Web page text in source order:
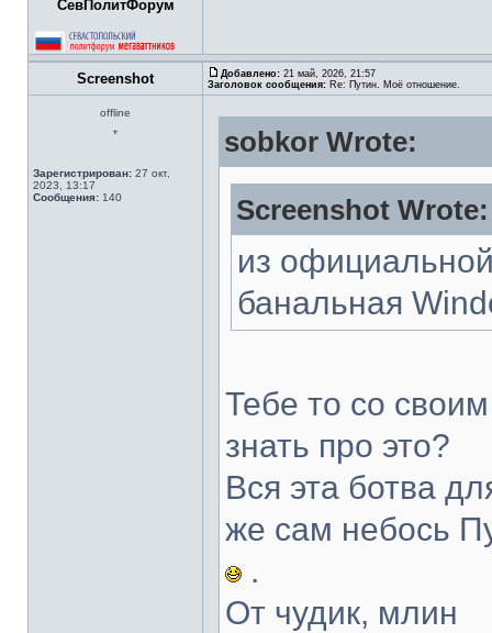
СевПолитФорум
Screenshot Добавлено: 21 май, 2026, 21:57
Заголовок сообщения: Re: Путин. Моё отношение.
offline
*
Зарегистрирован: 27 окт,
2023, 13:17
Сообщения: 140
sobkor Wrote:
Screenshot Wrote:
из
банальная
Тебе то со
знать про это?
Вся эта ботва
же сам небось
.
От чудик, млин